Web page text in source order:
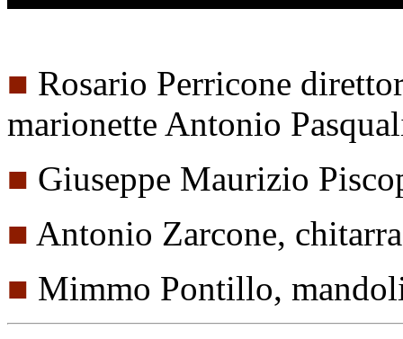
■ Rosario Perricone
marionette Antonio
■ Giuseppe Maurizio
■ Antonio Zarcone, chitarra
■ Mimmo Pontillo,